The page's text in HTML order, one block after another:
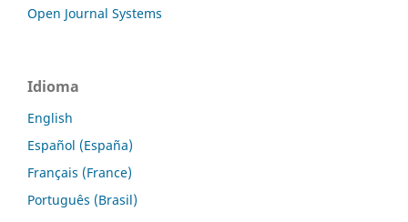
Open Journal Systems
Idioma
English
Español (España)
Français (France)
Português (Brasil)